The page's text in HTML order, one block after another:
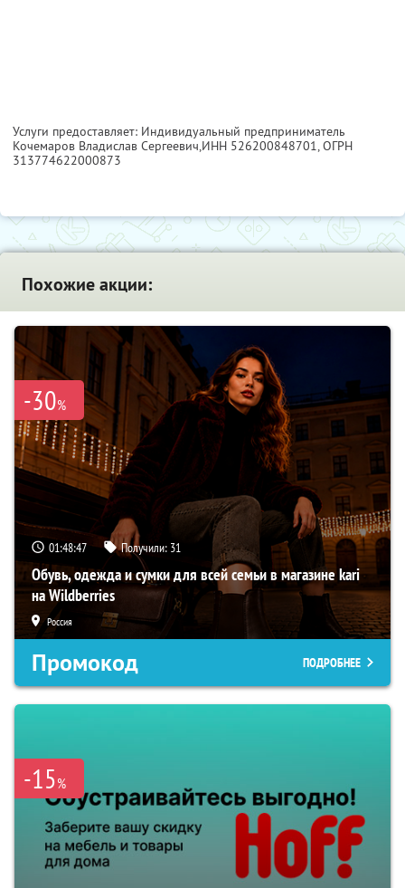
Услуги предоставляет: Индивидуальный предприниматель
Кочемаров Владислав Сергеевич,ИНН 526200848701, ОГРН
313774622000873
Похожие акции:
-30%
01:48:46 Получили: 31
Обувь, одежда и сумки для всей семьи в магазине kari
на Wildberries
Россия
Промокод ПОДРОБНЕЕ
-15%